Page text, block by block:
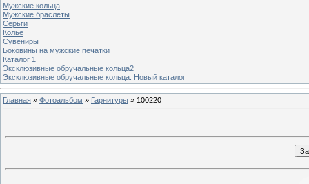
Мужские кольца
Мужские браслеты
Серьги
Колье
Сувениры
Боковины на мужские печатки
Каталог 1
Эксклюзивные обручальные кольца2
Эксклюзивные обручальные кольца. Новый каталог
Главная » Фотоальбом » Гарнитуры » 100220